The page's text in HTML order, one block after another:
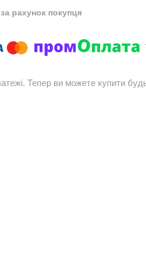
за рахунок покупця
Тепер ви можете купити